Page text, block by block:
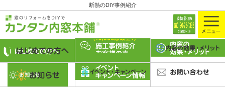
断熱のDIY事例紹介